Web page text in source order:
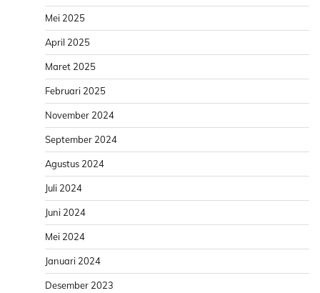
Mei 2025
April 2025
Maret 2025
Februari 2025
November 2024
September 2024
Agustus 2024
Juli 2024
Juni 2024
Mei 2024
Januari 2024
Desember 2023